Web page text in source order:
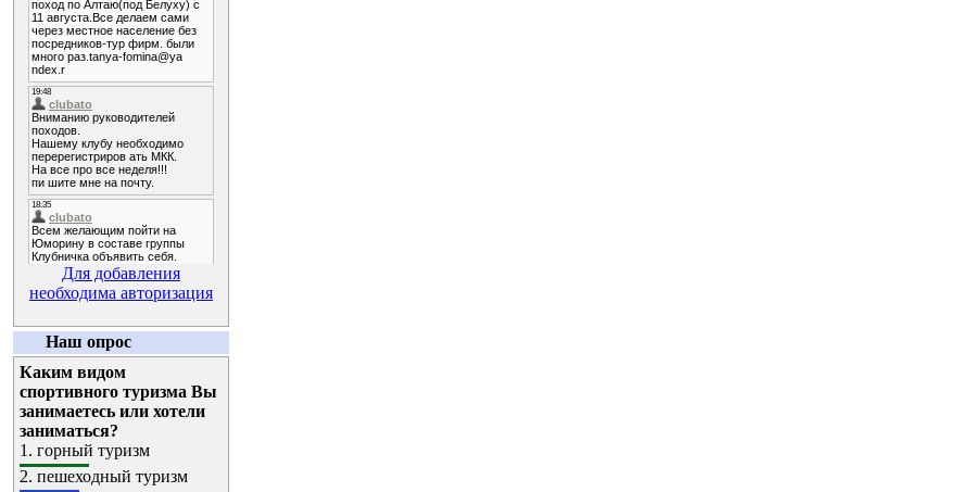
Для добавления
необходима авторизация
Наш опрос
Каким видом
спортивного туризма Вы
занимаетесь или хотели
заниматься?
1. горный туризм
2. пешеходный туризм